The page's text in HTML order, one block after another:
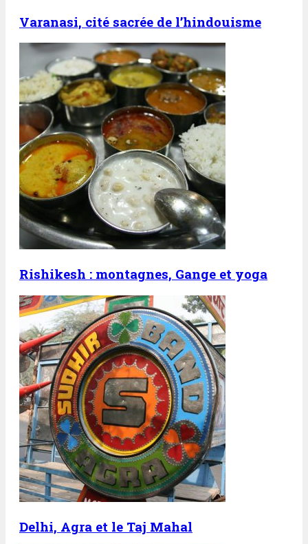
Varanasi, cité sacrée de l’hindouisme
Rishikesh : montagnes, Gange et yoga
Delhi, Agra et le Taj Mahal